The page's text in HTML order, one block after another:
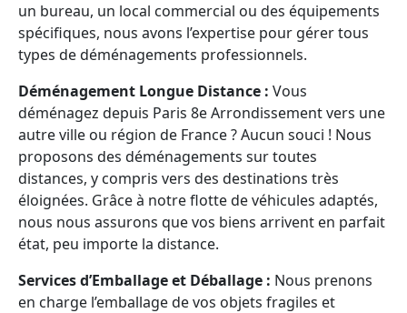
un bureau, un local commercial ou des équipements
spécifiques, nous avons l’expertise pour gérer tous
types de déménagements professionnels.
Déménagement Longue Distance : Vous
déménagez depuis Paris 8e Arrondissement vers une
autre ville ou région de France ? Aucun souci ! Nous
proposons des déménagements sur toutes
distances, y compris vers des destinations très
éloignées. Grâce à notre flotte de véhicules adaptés,
nous nous assurons que vos biens arrivent en parfait
état, peu importe la distance.
Services d’Emballage et Déballage : Nous prenons
en charge l’emballage de vos objets fragiles et